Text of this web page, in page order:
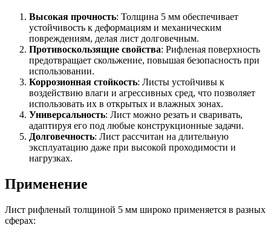
Высокая прочность: Толщина 5 мм обеспечивает
устойчивость к деформациям и механическим
повреждениям, делая лист долговечным.
Противоскользящие свойства: Рифленая поверхность
предотвращает скольжение, повышая безопасность при
использовании.
Коррозионная стойкость: Листы устойчивы к
воздействию влаги и агрессивных сред, что позволяет
использовать их в открытых и влажных зонах.
Универсальность: Лист можно резать и сваривать,
адаптируя его под любые конструкционные задачи.
Долговечность: Лист рассчитан на длительную
эксплуатацию даже при высокой проходимости и
нагрузках.
Применение
Лист рифленый толщиной 5 мм широко применяется в разных
сферах: